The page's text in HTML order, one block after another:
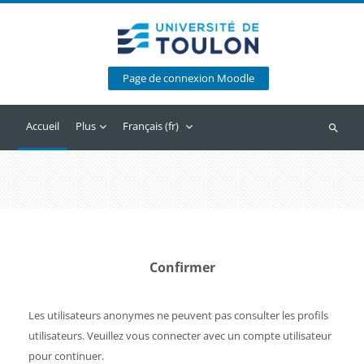
Page de connexion Moodle
Accueil Plus Français ‎(fr)‎
Confirmer
Les utilisateurs anonymes ne peuvent pas consulter les profils
utilisateurs. Veuillez vous connecter avec un compte utilisateur
pour continuer.